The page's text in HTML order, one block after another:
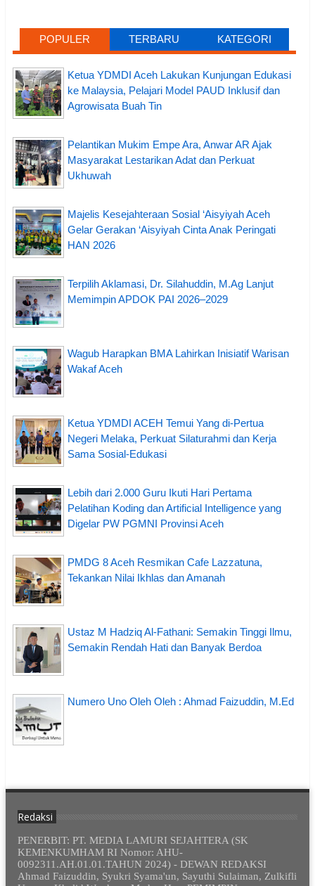
POPULER TERBARU KATEGORI
Ketua YDMDI Aceh Lakukan Kunjungan Edukasi
ke Malaysia, Pelajari Model PAUD Inklusif dan
Agrowisata Buah Tin
Pelantikan Mukim Empe Ara, Anwar AR Ajak
Masyarakat Lestarikan Adat dan Perkuat
Ukhuwah
Majelis Kesejahteraan Sosial ‘Aisyiyah Aceh
Gelar Gerakan ‘Aisyiyah Cinta Anak Peringati
HAN 2026
Terpilih Aklamasi, Dr. Silahuddin, M.Ag Lanjut
Memimpin APDOK PAI 2026–2029
Wagub Harapkan BMA Lahirkan Inisiatif Warisan
Wakaf Aceh
Ketua YDMDI ACEH Temui Yang di-Pertua
Negeri Melaka, Perkuat Silaturahmi dan Kerja
Sama Sosial-Edukasi
Lebih dari 2.000 Guru Ikuti Hari Pertama
Pelatihan Koding dan Artificial Intelligence yang
Digelar PW PGMNI Provinsi Aceh
PMDG 8 Aceh Resmikan Cafe Lazzatuna,
Tekankan Nilai Ikhlas dan Amanah
Ustaz M Hadziq Al-Fathani: Semakin Tinggi Ilmu,
Semakin Rendah Hati dan Banyak Berdoa
Numero Uno Oleh Oleh : Ahmad Faizuddin, M.Ed
Redaksi
PENERBIT: PT. MEDIA LAMURI SEJAHTERA (SK
KEMENKUMHAM RI Nomor: AHU-
0092311.AH.01.01.TAHUN 2024) - DEWAN REDAKSI
Ahmad Faizuddin, Syukri Syama'un, Sayuthi Sulaiman, Zulkifli